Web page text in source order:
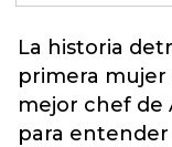
La historia
primera mujer
mejor chef de
para